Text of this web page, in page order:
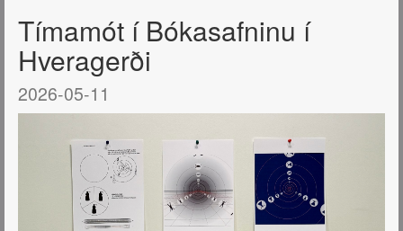
Tímamót í Bókasafninu í
Hveragerði
2026-05-11